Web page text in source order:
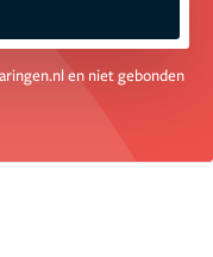
en niet gebonden